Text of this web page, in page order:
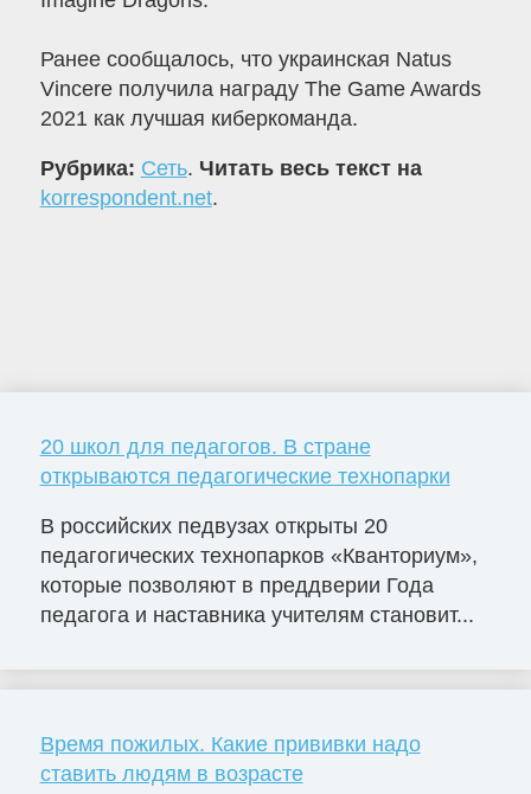
Ранее сообщалось, что украинская Natus
Vincere получила награду The Game Awards
2021 как лучшая киберкоманда.
Рубрика: Сеть. Читать весь текст на
korrespondent.net.
20 школ для педагогов. В стране
открываются педагогические технопарки
В российских педвузах открыты 20
педагогических технопарков «Кванториум»,
которые позволяют в преддверии Года
педагога и наставника учителям становит...
Время пожилых. Какие прививки надо
ставить людям в возрасте